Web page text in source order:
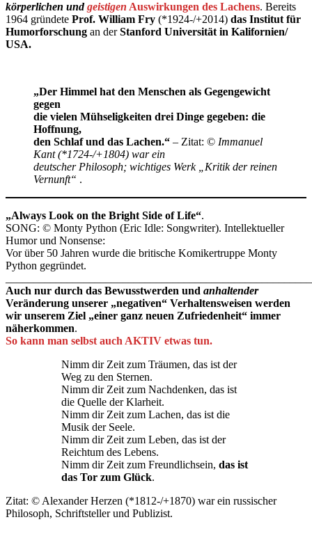
körperlichen undgeistigen Auswirkungen des Lachens. Bereits
1964 gründete Prof. William Fry (*1924-/+2014) das Institut für
Humorforschung an derStanford Universität in Kalifornien/
USA.
„Der Himmel hat den Menschen als Gegengewicht
gegen
die vielen Mühseligkeiten drei Dinge gegeben: die
Hoffnung,
den Schlaf und das Lachen.“ – Zitat: © Immanuel
Kant (*1724-/+1804) war ein
deutscher Philosoph; wichtiges Werk „Kritik der reinen
Vernunft“ .
„Always Look on the Bright Side of Life“.
SONG: © Monty Python (Eric Idle: Songwriter). Intellektueller
Humor und Nonsense:
Vor über 50 Jahren wurde die britische Komikertruppe Monty
Python gegründet.
Auch nur durch das Bewusstwerden und anhaltender
Veränderung unserer „negativen“ Verhaltensweisen werden
wir unserem Ziel „einer ganz neuen Zufriedenheit“ immer
näherkommen.
So kann man selbst auch AKTIV etwas tun.
Nimm dir Zeit zum Träumen, das ist der
Weg zu den Sternen.
Nimm dir Zeit zum Nachdenken, das ist
die Quelle der Klarheit.
Nimm dir Zeit zum Lachen, das ist die
Musik der Seele.
Nimm dir Zeit zum Leben, das ist der
Reichtum des Lebens.
Nimm dir Zeit zum Freundlichsein, das ist
das Tor zum Glück.
Zitat: © Alexander Herzen (*1812-/+1870) war ein russischer
Philosoph, Schriftsteller und Publizist.